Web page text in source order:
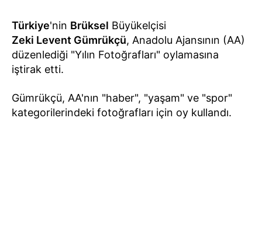
Türkiye'nin Brüksel Büyükelçisi
Zeki Levent Gümrükçü, Anadolu Ajansının (AA)
düzenlediği "Yılın Fotoğrafları" oylamasına
iştirak etti.
Gümrükçü, AA'nın "haber", "yaşam" ve "spor"
kategorilerindeki fotoğrafları için oy kullandı.